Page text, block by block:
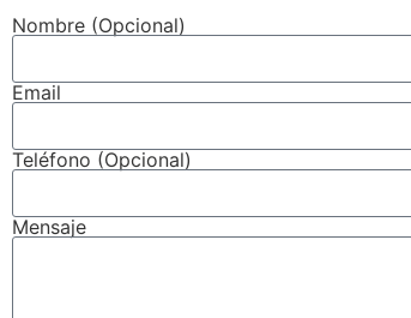
Nombre (Opcional)
Email
Teléfono (Opcional)
Mensaje